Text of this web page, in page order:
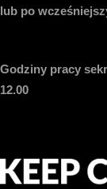
lub po
Godziny pracy
12.00